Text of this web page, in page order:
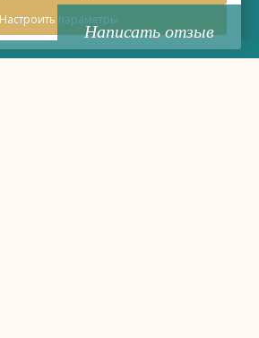
Настроить параметры
Написать отзыв
информация
персональных данных